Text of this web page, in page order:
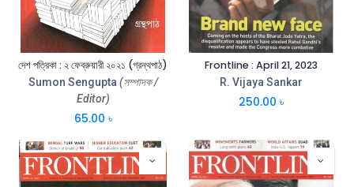
দেশ পত্রিকা : ২ ফেব্রুয়ারী ২০২১ (গ্রন্থপাঠ)
Sumon Sengupta (সম্পাদক /
Editor)
65.00 ৳
Frontline : April 21, 2023
R. Vijaya Sankar
250.00 ৳